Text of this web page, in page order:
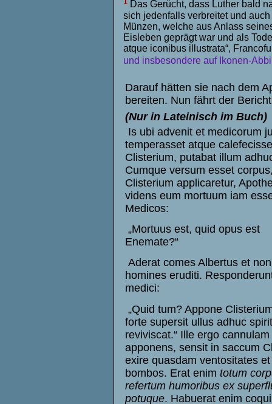
Das Gerücht, dass Luther bald
sich jedenfalls verbreitet und
Münzen, welche aus Anlass
Eisleben geprägt war und als
atque iconibus illustrata“,
und insbesondere auf Ikonen-
Darauf hätten sie nach dem
bereiten. Nun fährt der
(Nur in Lateinisch im Buch)
Is ubi advenit et medicorum
temperasset atque
Clisterium, putabat illum
Cumque versum esset
Clisterium applicaretur,
videns eum mortuum iam
Medicos:
„Mortuus est, quid opus est
Enemate?“
Aderat comes Albertus et
homines eruditi.
medici:
„Quid tum? Appone
forte supersit ullus adhuc
reviviscat.“ Ille ergo cannulam
apponens, sensit in saccum
exire quasdam ventositates et
bombos. Erat enim totum
refertum humoribus ex
potuque. Habuerat enim